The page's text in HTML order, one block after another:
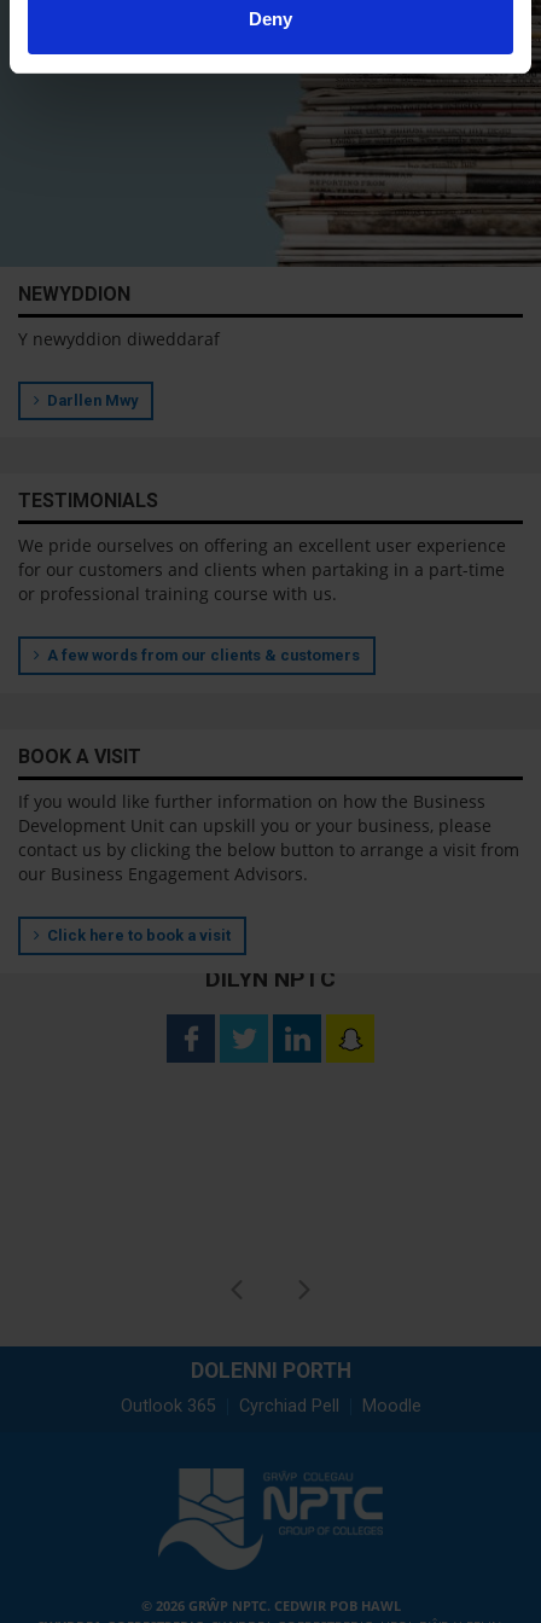
Deny
NEWYDDION
Y newyddion diweddaraf
Darllen Mwy
TESTIMONIALS
We pride ourselves on offering an excellent user experience
for our customers and clients when partaking in a part-time
or professional training course with us.
A few words from our clients & customers
BOOK A VISIT
If you would like further information on how the Business
Development Unit can upskill you or your business, please
contact us by clicking the below button to arrange a visit from
our Business Engagement Advisors.
Click here to book a visit
DILYN NPTC
DOLENNI PORTH
Outlook 365 Cyrchiad Pell Moodle
© 2026 GRŴP NPTC. CEDWIR POB HAWL